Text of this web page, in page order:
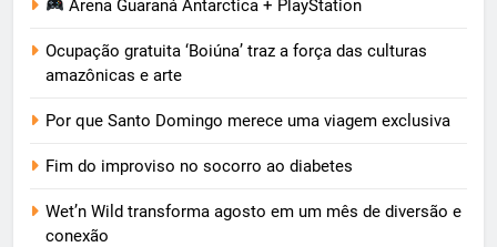
Arena Guaraná Antarctica + PlayStation
Ocupação gratuita ‘Boiúna’ traz a força das culturas
amazônicas e arte
Por que Santo Domingo merece uma viagem exclusiva
Fim do improviso no socorro ao diabetes
Wet’n Wild transforma agosto em um mês de diversão e
conexão